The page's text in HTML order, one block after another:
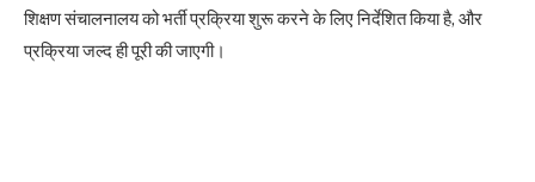
शिक्षण संचालनालय को भर्ती प्रक्रिया शुरू करने के लिए निर्देशित किया है, और
प्रक्रिया जल्द ही पूरी की जाएगी।​